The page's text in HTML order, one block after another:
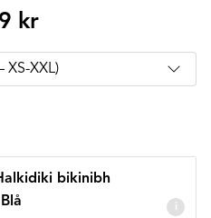
kr
bikinibh
i